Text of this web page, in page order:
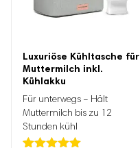
Luxuriöse Kühltasche für
Muttermilch inkl.
Kühlakku
Für unterwegs – Hält
Muttermilch bis zu 12
Stunden kühl
Ursprünglicher
Preis
war:
59.95
Aktueller
Preis
ist:
29.95.